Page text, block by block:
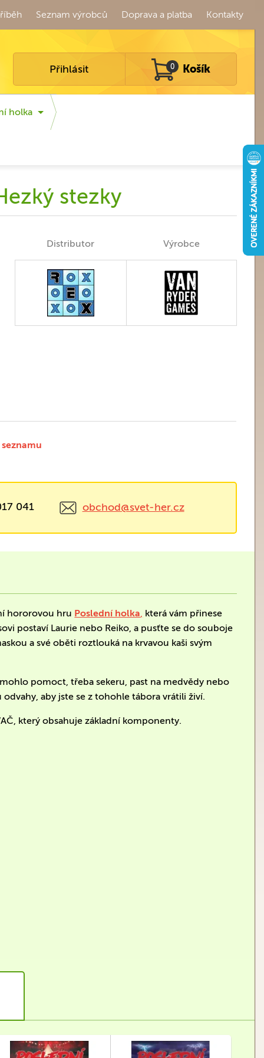
Seznam výrobců Doprava a platba Kontakty
Přihlásit 0 Košík
holka
stezky
Distributor Výrobce
seznamu
041 obchod@svet-her.cz
hororovou hru Poslední holka, která vám přinese
postaví Laurie nebo Reiko, a pusťte se do souboje
a své oběti roztlouká na krvavou kaši svým
pomoct, třeba sekeru, past na medvědy nebo
aby jste se z tohohle tábora vrátili živí.
který obsahuje základní komponenty.